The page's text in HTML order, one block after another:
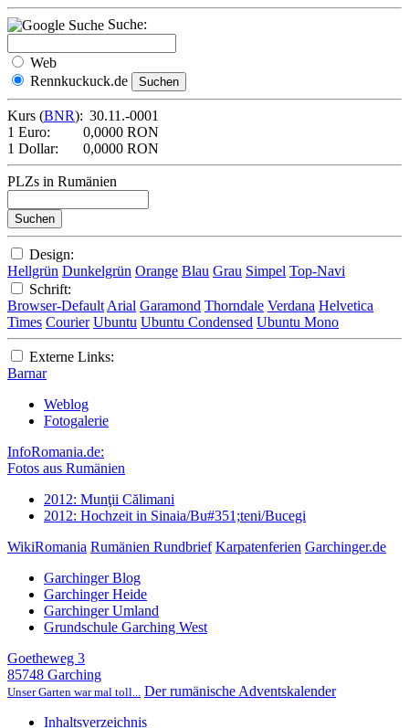
Suche:
Web
Rennkuckuck.de
Kurs (BNR): 30.11.-0001
1 Euro:
0,0000 RON
1 Dollar:
0,0000 RON
PLZs in Rumänien
Design:
Hellgrün Dunkelgrün Orange Blau Grau Simpel Top-Navi
Schrift:
Browser-Default Arial Garamond Thorndale Verdana Helvetica
Times Courier Ubuntu Ubuntu Condensed Ubuntu Mono
Externe Links:
Barnar
Weblog
Fotogalerie
InfoRomania.de:
Fotos aus Rumänien
2012: Munţii Călimani
2012: Hochzeit in Sinaia/Bu#351;teni/Bucegi
WikiRomania Rumänien Rundbrief Karpatenferien Garchinger.de
Garchinger Blog
Garchinger Heide
Garchinger Umland
Grundschule Garching West
Goetheweg 3
85748 Garching
Unser Garten war mal toll... Der rumänische Adventskalender
Inhaltsverzeichnis